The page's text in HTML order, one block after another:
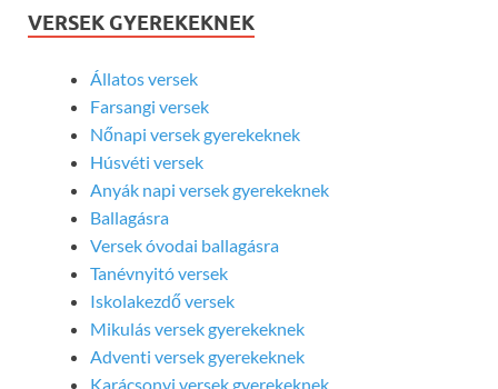
VERSEK GYEREKEKNEK
Állatos versek
Farsangi versek
Nőnapi versek gyerekeknek
Húsvéti versek
Anyák napi versek gyerekeknek
Ballagásra
Versek óvodai ballagásra
Tanévnyitó versek
Iskolakezdő versek
Mikulás versek gyerekeknek
Adventi versek gyerekeknek
Karácsonyi versek gyerekeknek